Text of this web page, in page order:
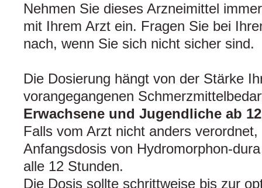
Nehmen Sie dieses Arzneimittel
mit Ihrem Arzt ein. Fragen Sie bei
nach, wenn Sie sich nicht sicher sind.
Die Dosierung hängt von der Stärke
vorangegangenen
Erwachsene und Jugendliche ab
Falls vom Arzt nicht anders
Anfangsdosis von Hydromorphon-
alle 12 Stunden.
Die Dosis sollte schrittweise bis zur